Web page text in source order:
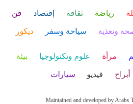
رياضة ثقافة إقتصاد فن
وتغذية سياحة وسفر ديكور
مرأة علوم وتكنولوجيا بيئة
أبراج فيديو سيارات
Maintained and developed by Arabs